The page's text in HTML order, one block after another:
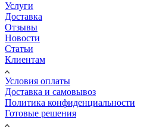
Услуги
Доставка
Отзывы
Новости
Статьи
Клиентам
Условия оплаты
Доставка и самовывоз
Политика конфиденциальности
Готовые решения